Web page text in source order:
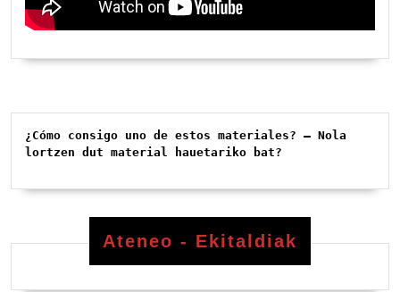
¿Cómo consigo uno de estos materiales? – Nola
lortzen dut material hauetariko bat?
Ateneo - Ekitaldiak